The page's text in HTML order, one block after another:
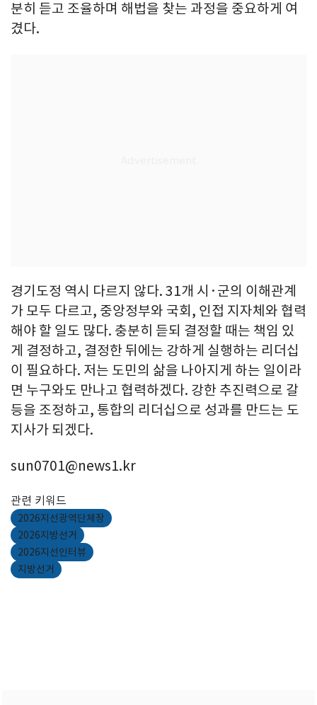
분히 듣고 조율하며 해법을 찾는 과정을 중요하게 여
겼다.
경기도정 역시 다르지 않다. 31개 시·군의 이해관계
가 모두 다르고, 중앙정부와 국회, 인접 지자체와 협력
해야 할 일도 많다. 충분히 듣되 결정할 때는 책임 있
게 결정하고, 결정한 뒤에는 강하게 실행하는 리더십
이 필요하다. 저는 도민의 삶을 나아지게 하는 일이라
면 누구와도 만나고 협력하겠다. 강한 추진력으로 갈
등을 조정하고, 통합의 리더십으로 성과를 만드는 도
지사가 되겠다.
sun0701@news1.kr
관련 키워드
2026지선광역단체장
2026지방선거
2026지선인터뷰
지방선거